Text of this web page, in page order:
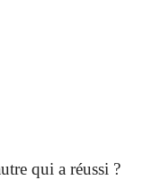
qui a réussi ?